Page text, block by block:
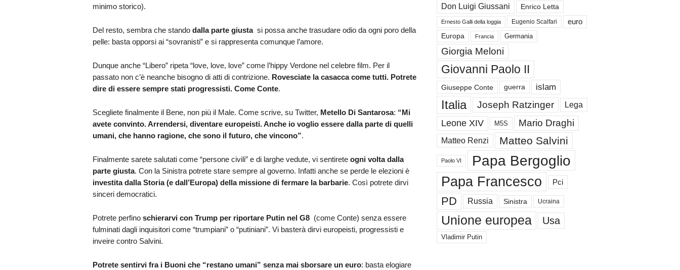
minimo storico).
Del resto, sembra che stando dalla parte giustasi possa anche trasudare odio da ogni poro della
pelle: basta opporsi ai “sovranisti” e si rappresenta comunque l’amore.
Dunque anche “Libero” ripeta “love, love, love” come l’hippy Verdone nel celebre film. Per il
passato non c’è neanche bisogno di atti di contrizione. Rovesciate la casacca come tutti. Potrete
dire di essere sempre stati progressisti. Come Conte.
Scegliete finalmente il Bene, non più il Male. Come scrive, su Twitter, Metello Di Santarosa: “Mi
avete convinto. Arrendersi, diventare europeisti. Anche io voglio essere dalla parte di quelli
umani, che hanno ragione, che sono il futuro, che vincono”.
Finalmente sarete salutati come “persone civili” e di larghe vedute, vi sentirete ogni volta dalla
parte giusta. Con la Sinistra potrete stare sempre al governo. Infatti anche se perde le elezioni è
investita dalla Storia (e dall’Europa) della missione di fermare la barbarie. Così potrete dirvi
sinceri democratici.
Potrete perfino schierarvi con Trump per riportare Putin nel G8(come Conte) senza essere
fulminati dagli inquisitori come “trumpiani” o “putiniani”. Vi basterà dirvi europeisti, progressisti e
inveire contro Salvini.
Potrete sentirvi fra i Buoni che “restano umani” senza mai sborsare un euro: basta elogiare
Don Luigi Giussani Enrico Letta
Ernesto Galli della loggia Eugenio Scalfari euro
Europa Francia Germania
Giorgia Meloni
Giovanni Paolo II
Giuseppe Conte guerra islam
Italia Joseph Ratzinger Lega
Leone XIV M5S Mario Draghi
Matteo Renzi Matteo Salvini
Paolo VI Papa Bergoglio
Papa Francesco Pci
PD Russia Sinistra Ucraina
Unione europea Usa
Vladimir Putin